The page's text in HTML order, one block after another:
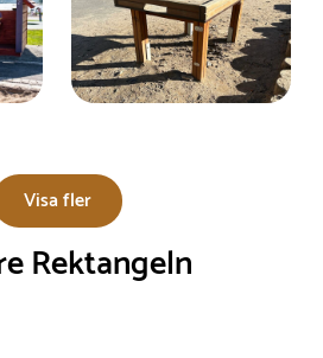
Visa fler
Rektangeln